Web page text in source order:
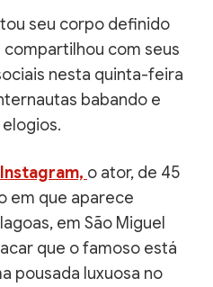
seu corpo definido
com seus
nesta quinta-feira
babando e
Instagram, o ator, de 45
em que aparece
em São Miguel
que o famoso está
pousada luxuosa no